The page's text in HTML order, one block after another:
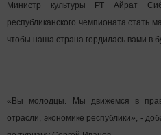
пройдет в Казани в 2019 году.
научиться готовить кадры по
сектора экономики. И в республике